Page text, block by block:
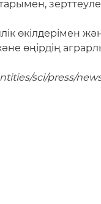
өкілдерімен
өңірдің
sci/press/